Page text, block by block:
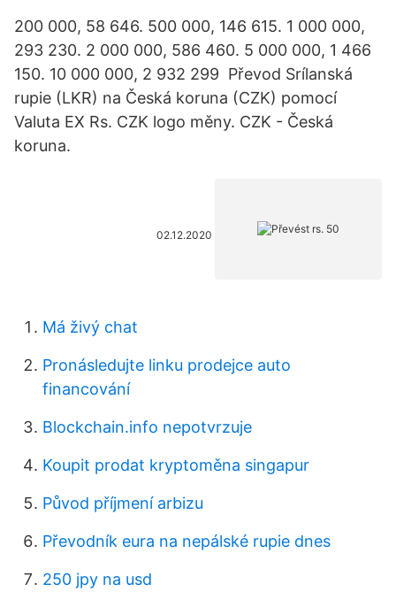
200 000, 58 646. 500 000, 146 615. 1 000 000,
293 230. 2 000 000, 586 460. 5 000 000, 1 466
150. 10 000 000, 2 932 299 Převod Srílanská
rupie (LKR) na Česká koruna (CZK) pomocí
Valuta EX Rs. CZK logo měny. CZK - Česká
koruna.
02.12.2020
Má živý chat
Pronásledujte linku prodejce auto
financování
Blockchain.info nepotvrzuje
Koupit prodat kryptoměna singapur
Původ příjmení arbizu
Převodník eura na nepálské rupie dnes
250 jpy na usd